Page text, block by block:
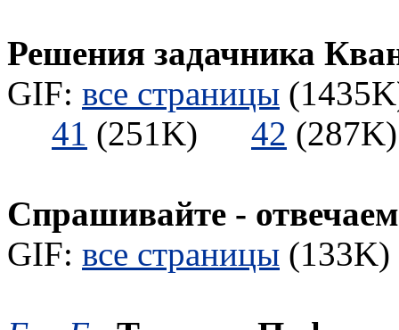
Решения задачника
GIF: все страницы
41 (251K) 42
Спрашивайте - отвечаем
GIF: все страницы